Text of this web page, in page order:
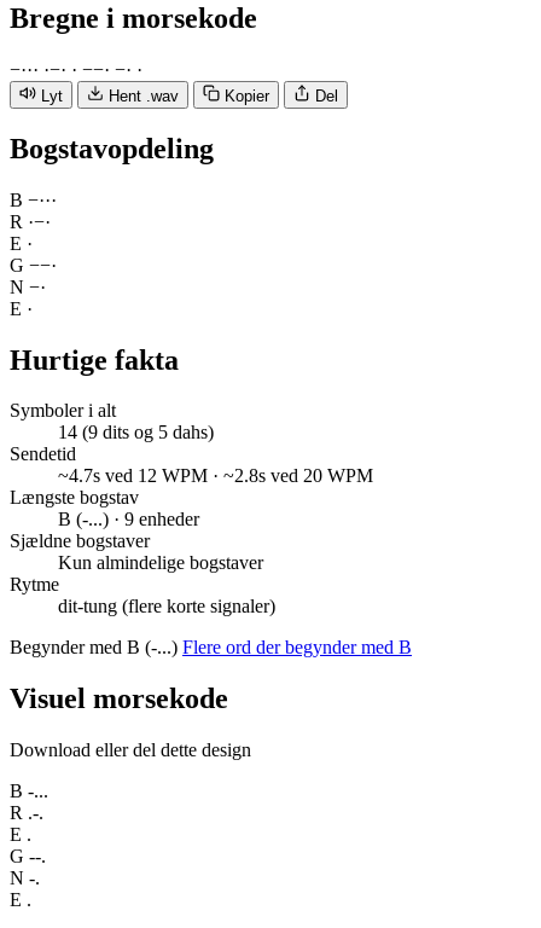
Bregne i morsekode
−··· ·−· · −−· −· ·
Lyt Hent .wav Kopier Del
Bogstavopdeling
B −···
R ·−·
E ·
G −−·
N −·
E ·
Hurtige fakta
Symboler i alt
14 (9 dits og 5 dahs)
Sendetid
~4.7s ved 12 WPM · ~2.8s ved 20 WPM
Længste bogstav
B (-...) · 9 enheder
Sjældne bogstaver
Kun almindelige bogstaver
Rytme
dit-tung (flere korte signaler)
Begynder med B (-...) Flere ord der begynder med B
Visuel morsekode
Download eller del dette design
B -...
R .-.
E .
G --.
N -.
E .